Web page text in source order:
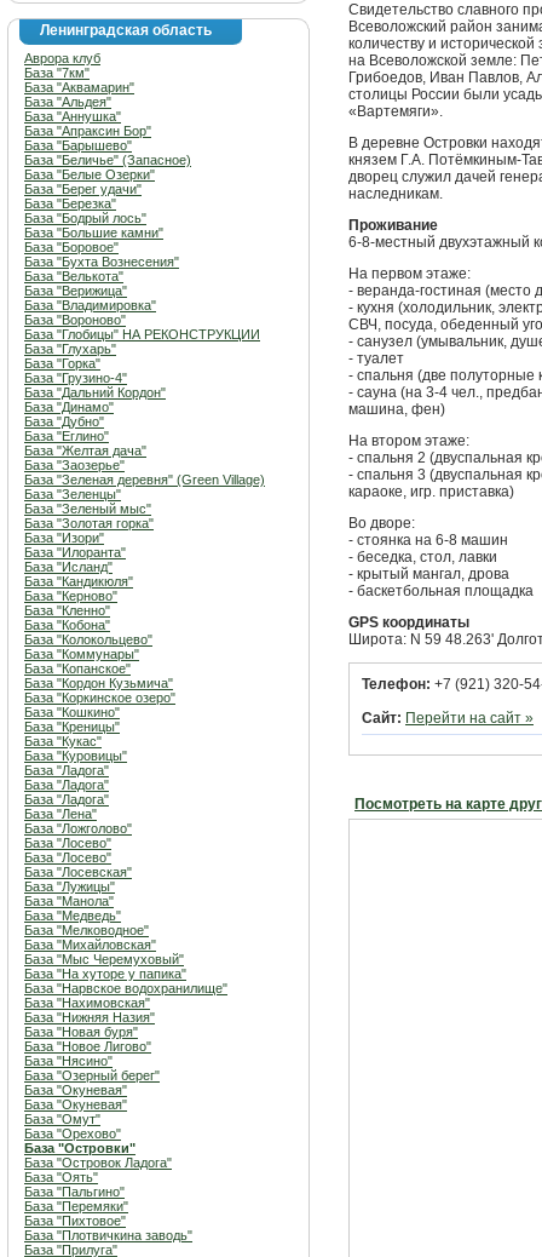
Ленинградская область
Аврора клуб
База "7км"
База "Аквамарин"
База "Альдея"
База "Аннушка"
База "Апраксин Бор"
База "Барышево"
База "Беличье" (Запасное)
База "Белые Озерки"
База "Берег удачи"
База "Березка"
База "Бодрый лось"
База "Большие камни"
База "Боровое"
База "Бухта Вознесения"
База "Велькота"
База "Верижица"
База "Владимировка"
База "Вороново"
База "Глобицы" НА РЕКОНСТРУКЦИИ
База "Глухарь"
База "Горка"
База "Грузино-4"
База "Дальний Кордон"
База "Динамо"
База "Дубно"
База "Еглино"
База "Желтая дача"
База "Заозерье"
База "Зеленая деревня" (Green Village)
База "Зеленцы"
База "Зеленый мыс"
База "Золотая горка"
База "Изори"
База "Илоранта"
База "Исланд"
База "Кандикюля"
База "Керново"
База "Кленно"
База "Кобона"
База "Колокольцево"
База "Коммунары"
База "Копанское"
База "Кордон Кузьмича"
База "Коркинское озеро"
База "Кошкино"
База "Креницы"
База "Кукас"
База "Куровицы"
База "Ладога"
База "Ладога"
База "Ладога"
База "Лена"
База "Ложголово"
База "Лосево"
База "Лосево"
База "Лосевская"
База "Лужицы"
База "Манола"
База "Медведь"
База "Мелководное"
База "Михайловская"
База "Мыс Черемуховый"
База "На хуторе у папика"
База "Нарвское водохранилище"
База "Нахимовская"
База "Нижняя Назия"
База "Новая буря"
База "Новое Лигово"
База "Нясино"
База "Озерный берег"
База "Окуневая"
База "Окуневая"
База "Омут"
База "Орехово"
База "Островки"
База "Островок Ладога"
База "Оять"
База "Пальгино"
База "Перемяки"
База "Пихтовое"
База "Плотвичкина заводь"
База "Прилуга"
Свидетельство славного
Всеволожский район
количеству и
на Всеволожской земле:
Грибоедов, Иван Павлов,
столицы России были
«Вартемяги».
В деревне Островки
князем Г.А. Потёмкиным-
дворец служил дачей
наследникам.
Проживание
6-8-местный двухэтажный
На первом этаже:
- веранда-гостиная (место
- кухня (холодильник,
СВЧ, посуда, обеденный
- санузел (умывальник,
- туалет
- спальня (две полуторные
- сауна (на 3-4 чел.,
машина, фен)
На втором этаже:
- спальня 2 (двуспальная
- спальня 3 (двуспальная
караоке, игр. приставка)
Во дворе:
- стоянка на 6-8 машин
- беседка, стол, лавки
- крытый мангал, дрова
- баскетбольная площадка
GPS координаты
Широта: N 59 48.263'
Телефон: +7 (921) 320-
Сайт: Перейти на сайт »
Посмотреть на карте